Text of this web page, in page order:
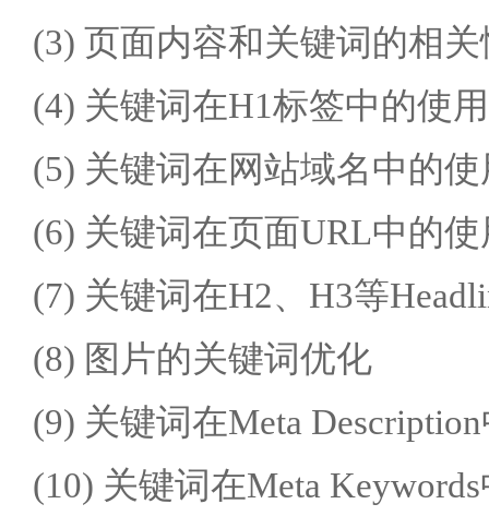
(3) 页面内容和关键词的相
(4) 关键词在H1标签中的使用
(5) 关键词在网站域名中的使
(6) 关键词在页面URL中的使
(7) 关键词在H2、H3等
(8) 图片的关键词优化
(9) 关键词在Meta
(10) 关键词在Meta